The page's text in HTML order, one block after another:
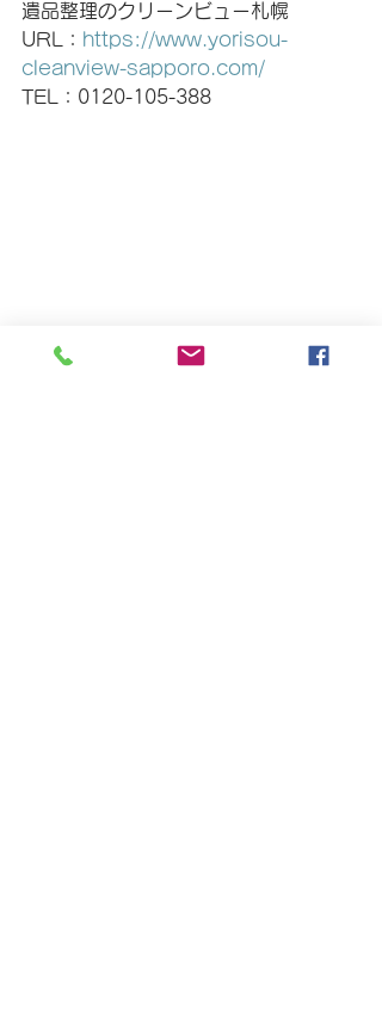
遺品整理のクリーンビュー札幌
URL： https://www.yorisou-
cleanview-sapporo.com/
TEL：0120-105-388